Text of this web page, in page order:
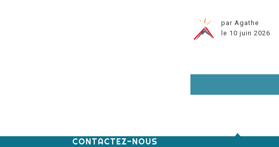
par Agathe
le 10 juin 2026
CONTACTEZ-NOUS